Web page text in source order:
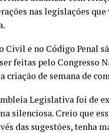
nas legislações
Civil e no Código Penal
feitas pelo Congresso
criação de semana de
Legislativa foi de
silenciosa. Creio que
das sugestões, tenha